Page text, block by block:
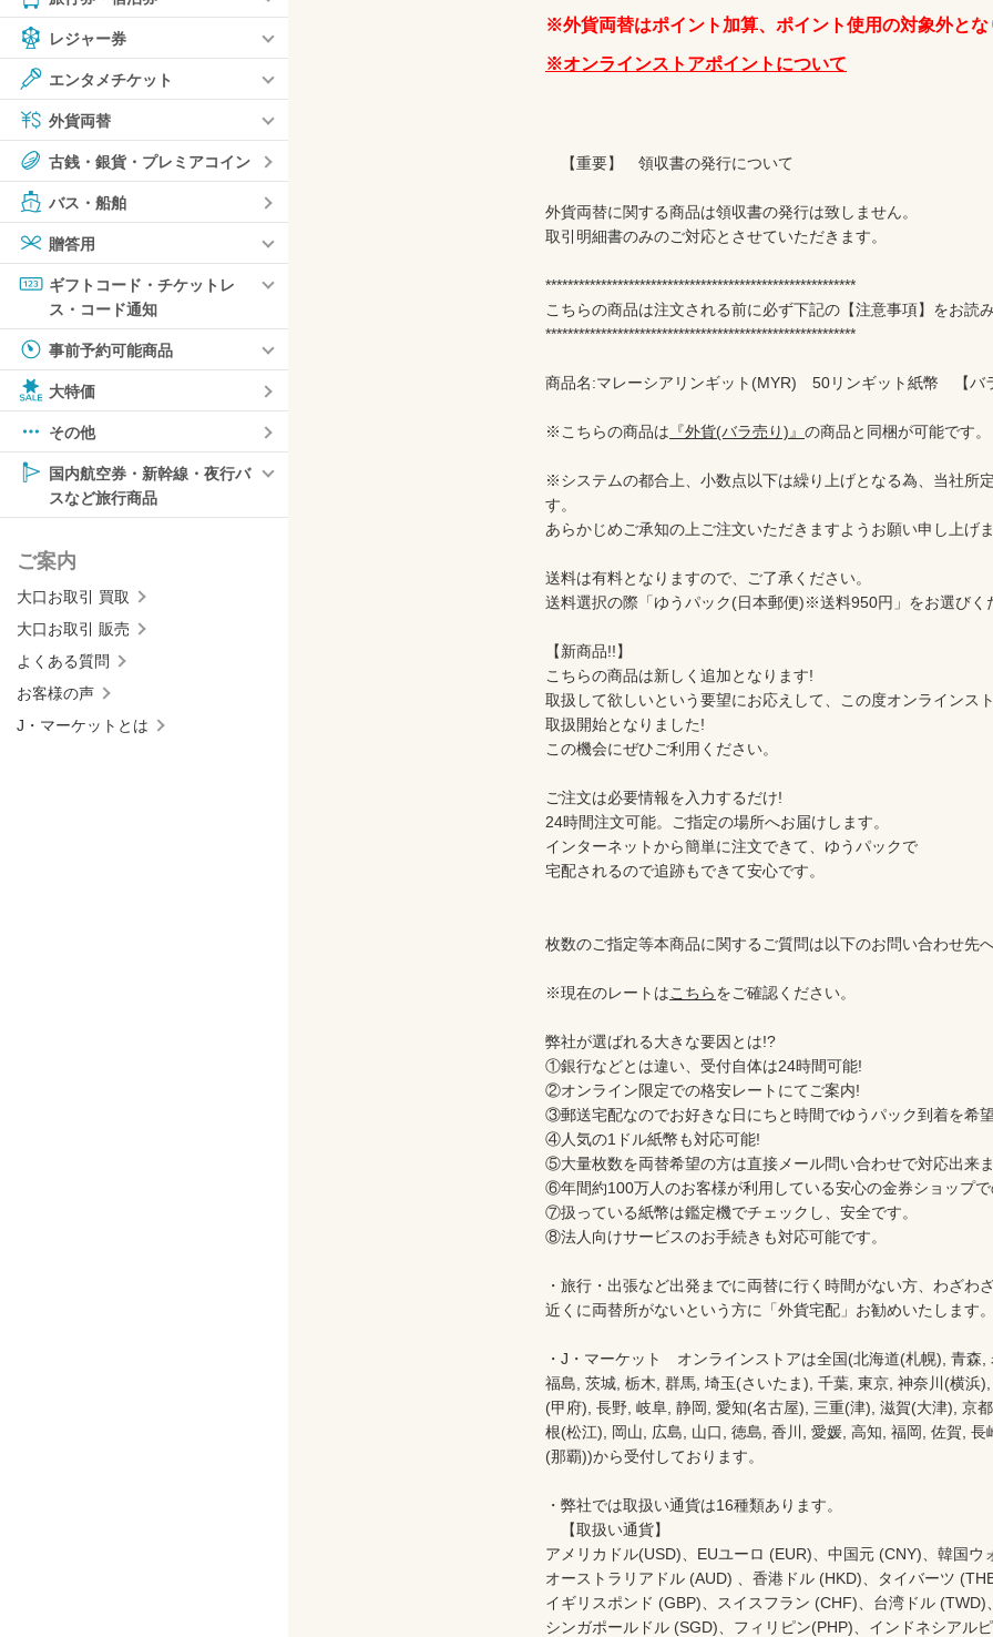
レジャー券
エンタメチケット
外貨両替
古銭・銀貨・プレミアコイン
バス・船舶
贈答用
ギフトコード・チケットレ
ス・コード通知
事前予約可能商品
大特価
その他
国内航空券・新幹線・夜行バ
スなど旅行商品
ご案内
大口お取引 買取
大口お取引 販売
よくある質問
お客様の声
J・マーケットとは
※外貨両替はポイント加算、ポイント使用の対象外とな
※オンラインストアポイントについて
【重要】　領収書の発行について
外貨両替に関する商品は領収書の発行は致しません。
取引明細書のみのご対応とさせていただきます。
********************************************************
こちらの商品は注文される前に必ず下記の【注意事項】をお読
********************************************************
商品名:マレーシアリンギット(MYR)　50リンギット紙幣　【バ
※こちらの商品は 『外貨(バラ売り)』 の商品と同梱が可能です。
※システムの都合上、小数点以下は繰り上げとなる為、当社所
す。
あらかじめご承知の上ご注文いただきますようお願い申し上げ
送料は有料となりますので、ご了承ください。
送料選択の際「ゆうパック(日本郵便)※送料950円」をお選びく
【新商品!!】
こちらの商品は新しく追加となります!
取扱して欲しいという要望にお応えして、この度オンラインス
取扱開始となりました!
この機会にぜひご利用ください。
ご注文は必要情報を入力するだけ!
24時間注文可能。ご指定の場所へお届けします。
インターネットから簡単に注文できて、ゆうパックで
宅配されるので追跡もできて安心です。
枚数のご指定等本商品に関するご質問は以下のお問い合わせ先
※現在のレートはこちらをご確認ください。
弊社が選ばれる大きな要因とは!?
①銀行などとは違い、受付自体は24時間可能!
②オンライン限定での格安レートにてご案内!
③郵送宅配なのでお好きな日にちと時間でゆうパック到着を希
④人気の1ドル紙幣も対応可能!
⑤大量枚数を両替希望の方は直接メール問い合わせで対応出来
⑥年間約100万人のお客様が利用している安心の金券ショップ
⑦扱っている紙幣は鑑定機でチェックし、安全です。
⑧法人向けサービスのお手続きも対応可能です。
・旅行・出張など出発までに両替に行く時間がない方、わざわ
近くに両替所がないという方に「外貨宅配」お勧めいたします
・J・マーケット　オンラインストアは全国(北海道(札幌), 青
福島, 茨城, 栃木, 群馬, 埼玉(さいたま), 千葉, 東京, 神奈川(横浜
(甲府), 長野, 岐阜, 静岡, 愛知(名古屋), 三重(津), 滋賀(大津), 京
根(松江), 岡山, 広島, 山口, 徳島, 香川, 愛媛, 高知, 福岡, 佐賀,
(那覇))から受付しております。
・弊社では取扱い通貨は16種類あります。
【取扱い通貨】
アメリカドル(USD)、EUユーロ (EUR)、中国元 (CNY)、韓国ウ
オーストラリアドル (AUD) 、香港ドル (HKD)、タイバーツ
イギリスポンド (GBP)、スイスフラン (CHF)、台湾ドル
シンガポールドル (SGD)、フィリピン(PHP)、インドネシアル